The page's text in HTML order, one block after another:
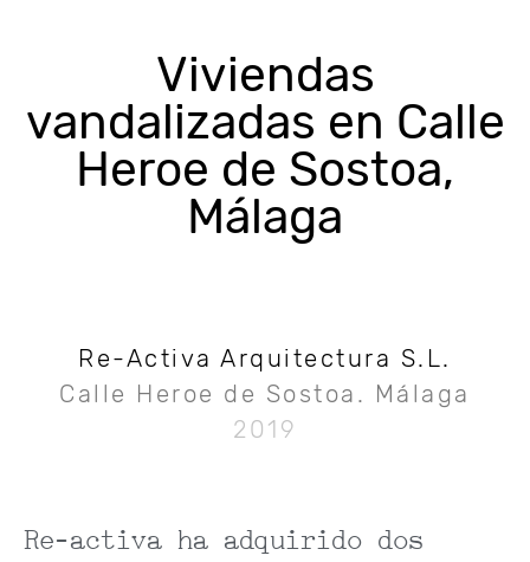
Viviendas
vandalizadas en Calle
Heroe de Sostoa,
Málaga
Re-Activa Arquitectura S.L.
Calle Heroe de Sostoa. Málaga
2019
Re-activa ha adquirido dos